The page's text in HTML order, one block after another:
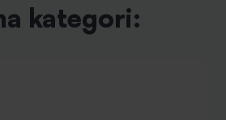
kategori: